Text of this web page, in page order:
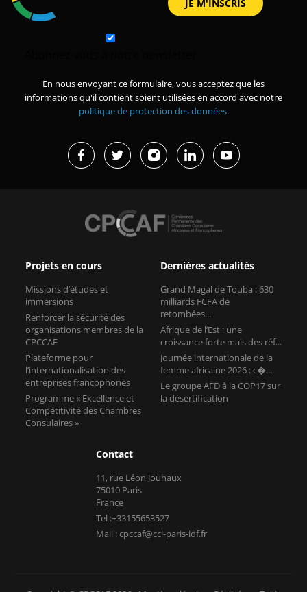
En nous envoyant ce formulaire, vous acceptez que les
informations qu'il contient soient utilisées en accord avec notre
politique de protection des données.
Projets en cours
Missions d’études et
immersions
Renforcer la sécurité des
organisations membres de la
CPCCAF
Plateforme pour
l’internationalisation des
entreprises francophones
Programme « Excellence et
Compétitivité des Chambres
Consulaires »
Dernières actualités
Grand Magal de Touba : 630
milliards FCFA de
retombées...
Afrique de l’Est : une
croissance forte mais des réf...
Journée internationale de la
femme africaine 2026 : c�...
Le groupe AFD à la COP17 sur
la désertification
Contact
11, rue Léon Jouhaux
75010 Paris
France
Tel :+33155653527
Mail : cpccaf@cci-paris-idf.fr